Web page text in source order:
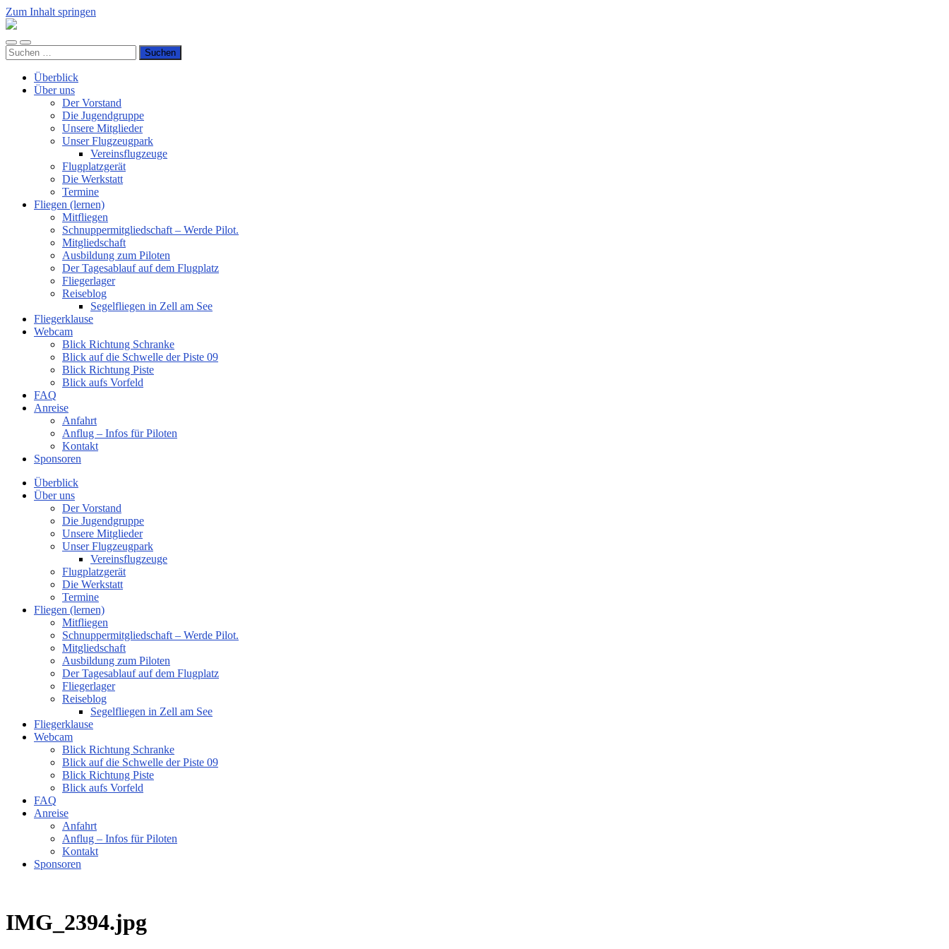
Zum Inhalt springen
Luftsportverein
e.V.
Mobile-
Menü
Suchfeld
ein-/ausblenden
Suchen
nach:
Überblick
Über uns
Der Vorstand
Die Jugendgruppe
Unsere Mitglieder
Unser Flugzeugpark
Vereinsflugzeuge
Flugplatzgerät
Die Werkstatt
Termine
Fliegen (lernen)
Mitfliegen
Schnuppermitgliedschaft – Werde Pilot.
Mitgliedschaft
Ausbildung zum Piloten
Der Tagesablauf auf dem Flugplatz
Fliegerlager
Reiseblog
Segelfliegen in Zell am See
Fliegerklause
Webcam
Blick Richtung Schranke
Blick auf die Schwelle der Piste 09
Blick Richtung Piste
Blick aufs Vorfeld
FAQ
Anreise
Anfahrt
Anflug – Infos für Piloten
Kontakt
Sponsoren
Überblick
Über uns
Der Vorstand
Die Jugendgruppe
Unsere Mitglieder
Unser Flugzeugpark
Vereinsflugzeuge
Flugplatzgerät
Die Werkstatt
Termine
Fliegen (lernen)
Mitfliegen
Schnuppermitgliedschaft – Werde Pilot.
Mitgliedschaft
Ausbildung zum Piloten
Der Tagesablauf auf dem Flugplatz
Fliegerlager
Reiseblog
Segelfliegen in Zell am See
Fliegerklause
Webcam
Blick Richtung Schranke
Blick auf die Schwelle der Piste 09
Blick Richtung Piste
Blick aufs Vorfeld
FAQ
Anreise
Anfahrt
Anflug – Infos für Piloten
Kontakt
Sponsoren
IMG_2394.jpg